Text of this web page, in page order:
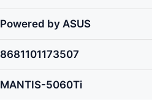
Powered by ASUS
8681101173507
MANTIS-5060Ti